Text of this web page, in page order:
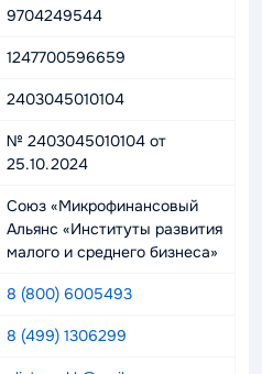
9704249544
1247700596659
2403045010104
№ 2403045010104 от
25.10.2024
Союз «Микрофинансовый
Альянс «Институты развития
малого и среднего бизнеса»
8 (800) 6005493
8 (499) 1306299